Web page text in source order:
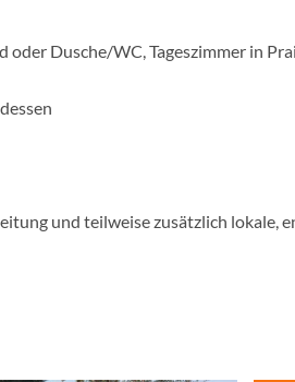
Dusche/WC, Tageszimmer in
und teilweise zusätzlich lokale,